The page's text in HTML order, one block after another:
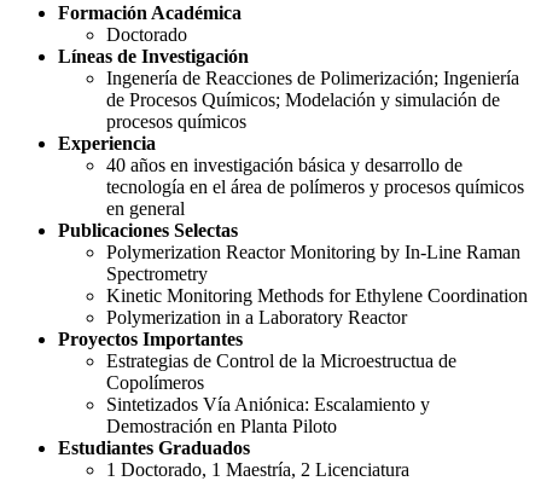
Formación Académica
Doctorado
Líneas de Investigación
Ingenería de Reacciones de Polimerización; Ingeniería
de Procesos Químicos; Modelación y simulación de
procesos químicos
Experiencia
40 años en investigación básica y desarrollo de
tecnología en el área de polímeros y procesos químicos
en general
Publicaciones Selectas
Polymerization Reactor Monitoring by In-Line Raman
Spectrometry
Kinetic Monitoring Methods for Ethylene Coordination
Polymerization in a Laboratory Reactor
Proyectos Importantes
Estrategias de Control de la Microestructua de
Copolímeros
Sintetizados Vía Aniónica: Escalamiento y
Demostración en Planta Piloto
Estudiantes Graduados
1 Doctorado, 1 Maestría, 2 Licenciatura